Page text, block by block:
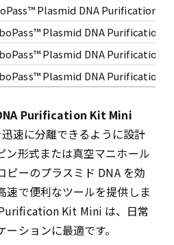
Plasmid DNA Purification
Plasmid DNA Purification
Plasmid DNA Purification
Plasmid DNA Purification
Purification Kit Mini
速に分離できるように設計
ン形式または真空マニホール
ピーのプラスミド DNA を効
速で便利なツールを提供しま
Kit Mini は、日常
ションに最適です。